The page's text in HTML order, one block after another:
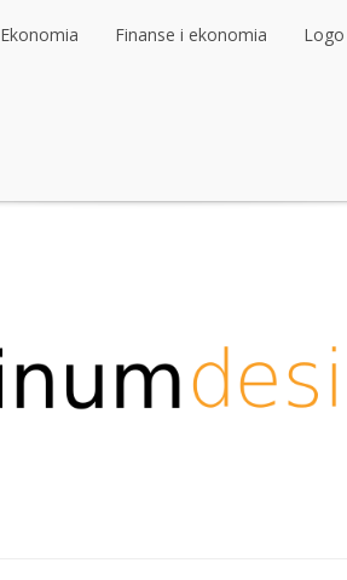
Ekonomia Finanse i ekonomia